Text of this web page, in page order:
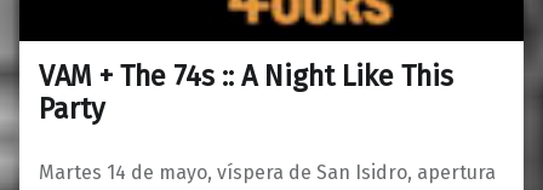
VAM + The 74s :: A Night Like This
Party
Martes 14 de mayo, víspera de San Isidro, apertura
07/05/2019
0
Maravillas